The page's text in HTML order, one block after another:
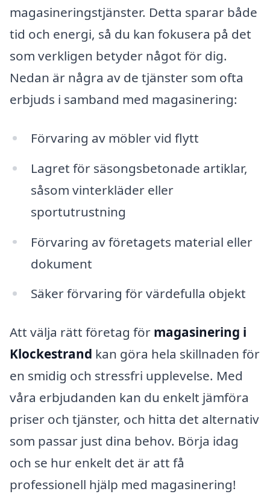
magasineringstjänster. Detta sparar både
tid och energi, så du kan fokusera på det
som verkligen betyder något för dig.
Nedan är några av de tjänster som ofta
erbjuds i samband med magasinering:
Förvaring av möbler vid flytt
Lagret för säsongsbetonade artiklar,
såsom vinterkläder eller
sportutrustning
Förvaring av företagets material eller
dokument
Säker förvaring för värdefulla objekt
Att välja rätt företag för magasinering i
Klockestrand kan göra hela skillnaden för
en smidig och stressfri upplevelse. Med
våra erbjudanden kan du enkelt jämföra
priser och tjänster, och hitta det alternativ
som passar just dina behov. Börja idag
och se hur enkelt det är att få
professionell hjälp med magasinering!